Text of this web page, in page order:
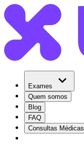
Exames
Quem somos
Blog
FAQ
Consultas Médicas